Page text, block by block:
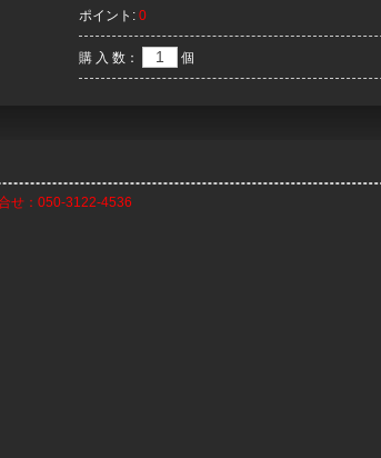
ポイント: 0
購 入 数： 個
せ：050-3122-4536